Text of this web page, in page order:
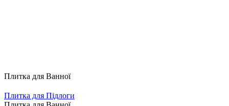
Плитка для Ванної
Плитка для Підлоги